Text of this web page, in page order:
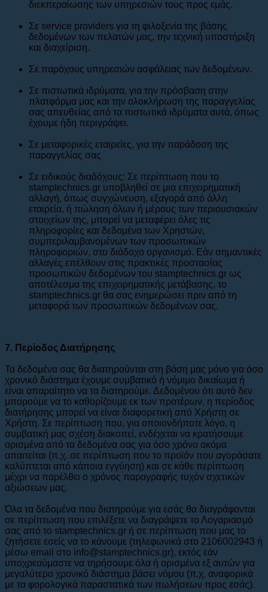
διεκπεραίωσης των υπηρεσιών τους προς εμάς.
Σε service providers για τη φιλοξενία της βάσης
δεδομένων των πελατών μας, την τεχνική υποστήριξη
και διαχείριση.
Σε παρόχους υπηρεσιών ασφάλειας των δεδομένων.
Σε πιστωτικά ιδρύματα, για την πρόσβαση στην
πλατφόρμα μας και την ολοκλήρωση της παραγγελίας
σας απευθείας από τα πιστωτικά ιδρύματα αυτά, όπως
έχουμε ήδη περιγράψει.
Σε μεταφορικές εταιρείες, για την παράδοση της
παραγγελίας σας
Σε ειδικούς διαδόχους: Σε περίπτωση που το
stamptechnics.gr υποβληθεί σε μια επιχειρηματική
αλλαγή, όπως συγχώνευση, εξαγορά από άλλη
εταιρεία, ή πώληση όλων ή μέρους των περιουσιακών
στοιχείων της, μπορεί να μεταφέρει όλες τις
πληροφορίες και δεδομένα των Χρηστών,
συμπεριλαμβανομένων των προσωπικών
πληροφοριών, στο διάδοχο οργανισμό. Εάν σημαντικές
αλλαγές επέλθουν στις πρακτικές προστασίας
προσωπικών δεδομένων του stamptechnics.gr ως
αποτέλεσμα της επιχειρηματικής μετάβασης, το
stamptechnics.gr θα σας ενημερώσει πριν από τη
μεταφορά των προσωπικών δεδομένων σας.
7. Περίοδος Διατήρησης
Τα δεδομένα σας θα διατηρούνται στη βάση μας μόνο για όσο
χρονικό διάστημα έχουμε συμβατικό ή νόμιμο δικαίωμα ή
είναι απαραίτητο να τα διατηρούμε. Δεδομένου ότι αυτό δεν
μπορούμε να το καθορίζουμε εκ των προτέρων, η περίοδος
διατήρησης μπορεί να είναι διαφορετική από Χρήστη σε
Χρήστη. Σε περίπτωση που, για οποιονδήποτε λόγο, η
συμβατική μας σχέση διακοπεί, ενδέχεται να κρατήσουμε
ορισμένα από τα δεδομένα σας για όσο χρόνο ακόμα
απαιτείται (π.χ. σε περίπτωση που το προϊόν που αγοράσατε
καλύπτεται από κάποια εγγύηση) και σε κάθε περίπτωση
μέχρι να παρέλθει ο χρόνος παραγραφής τυχόν σχετικών
αξιώσεων μας.
Όλα τα δεδομένα που διατηρούμε για εσάς θα διαγράφονται
σε περίπτωση που επιλέξετε να διαγράψετε το Λογαριασμό
σας από το stamptechnics.gr ή σε περίπτωση που μας το
ζητήσετε εσείς να το κάνουμε (τηλεφωνικά στο 2106002943 ή
μέσω email στο info@stamptechnics.gr), εκτός εάν
υποχρεούμαστε να τηρήσουμε όλα ή ορισμένα εξ αυτών για
μεγαλύτερο χρονικό διάστημα βάσει νόμου (π.χ. αναφορικά
με τα φορολογικά παραστατικά των πωλήσεων προς εσάς).